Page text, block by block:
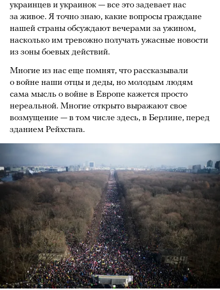
украинцев и украинок — все это задевает нас
за живое. Я точно знаю, какие вопросы граждане
нашей страны обсуждают вечерами за ужином,
насколько им тревожно получать ужасные новости
из зоны боевых действий.
Многие из нас еще помнят, что рассказывали
о войне наши отцы и деды, но молодым людям
сама мысль о войне в Европе кажется просто
нереальной. Многие открыто выражают свое
возмущение — в том числе здесь, в Берлине, перед
зданием Рейхстага.